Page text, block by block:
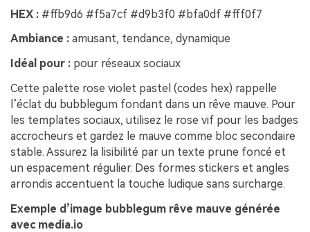
HEX : #ffb9d6 #f5a7cf #d9b3f0 #bfa0df #fff0f7
Ambiance : amusant, tendance, dynamique
Idéal pour : pour réseaux sociaux
Cette palette rose violet pastel (codes hex) rappelle
l’éclat du bubblegum fondant dans un rêve mauve. Pour
les templates sociaux, utilisez le rose vif pour les badges
accrocheurs et gardez le mauve comme bloc secondaire
stable. Assurez la lisibilité par un texte prune foncé et
un espacement régulier. Des formes stickers et angles
arrondis accentuent la touche ludique sans surcharge.
Exemple d’image bubblegum rêve mauve générée
avec media.io